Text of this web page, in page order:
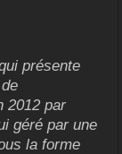
présente
2012 par
géré par une
la forme